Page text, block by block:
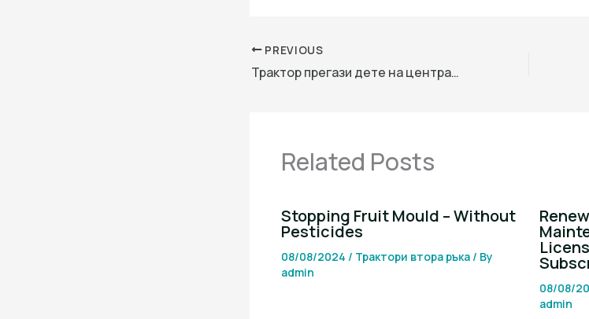
PREVIOUS
Трактор прегази дете на централния плаж в Созопол
Related Posts
Stopping Fruit Mould – Without
Pesticides
08/08/2024 / Трактори втора ръка / By
admin
08/08/
admin